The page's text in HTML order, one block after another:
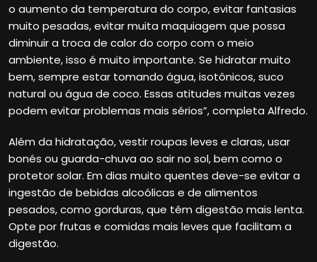
o aumento da temperatura do corpo, evitar fantasias
muito pesadas, evitar muita maquiagem que possa
diminuir a troca de calor do corpo com o meio
ambiente, isso é muito importante. Se hidratar muito
bem, sempre estar tomando água, isotônicos, suco
natural ou água de coco. Essas atitudes muitas vezes
podem evitar problemas mais sérios”, completa Alfredo.
Além da hidratação, vestir roupas leves e claras, usar
bonés ou guarda-chuva ao sair no sol, bem como o
protetor solar. Em dias muito quentes deve-se evitar a
ingestão de bebidas alcoólicas e de alimentos
pesados, como gorduras, que têm digestão mais lenta.
Opte por frutas e comidas mais leves que facilitam a
digestão.